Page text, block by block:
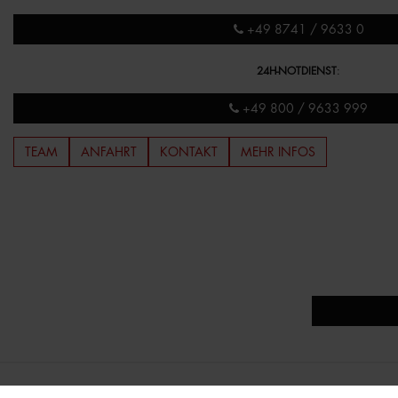
+49 8741 / 9633 0
24H-NOTDIENST:
+49 800 / 9633 999
TEAM ANFAHRT KONTAKT MEHR INFOS